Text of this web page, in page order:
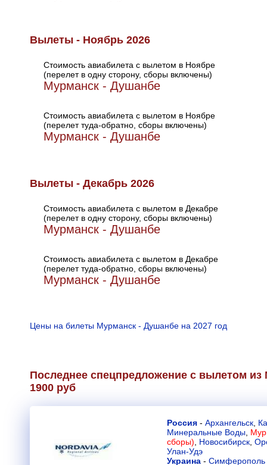
Вылеты - Ноябрь 2026
Стоимость авиабилета с вылетом в Ноябре
(перелет в одну сторону, сборы включены)
Мурманск - Душанбе
Стоимость авиабилета с вылетом в Ноябре
(перелет туда-обратно, сборы включены)
Мурманск - Душанбе
Вылеты - Декабрь 2026
Стоимость авиабилета с вылетом в Декабре
(перелет в одну сторону, сборы включены)
Мурманск - Душанбе
Стоимость авиабилета с вылетом в Декабре
(перелет туда-обратно, сборы включены)
Мурманск - Душанбе
Цены на билеты Мурманск - Душанбе на 2027 год
Последнее спецпредложение с вылетом
1900 руб
Россия - Архангельск
Минеральные Воды
сборы)
Новосибирск
Улан-Удэ
Украина - Симферополь